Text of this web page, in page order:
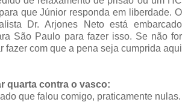
que Júnior responda em liberdade. O
Dr. Arjones Neto está embarcado
São Paulo para fazer isso. Se não for
fazer com que a pena seja cumprida aqui
quarta contra o vasco:
que falou comigo, praticamente nulas.